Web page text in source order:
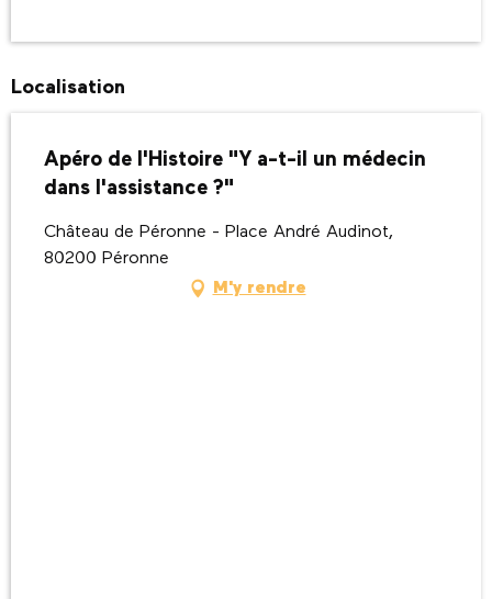
Localisation
Apéro de l'Histoire "Y a-t-il un médecin
dans l'assistance ?"
Château de Péronne - Place André Audinot,
80200 Péronne
M'y rendre